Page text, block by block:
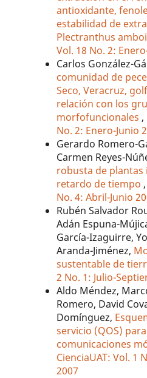
antioxidante,
estabilidad de
Plectranthus
Vol. 18 No. 2:
Carlos González-
comunidad de
Seco, Veracruz,
relación con los
morfofuncionales ,
No. 2: Enero-Junio
Gerardo Romero-
Carmen Reyes-
robusta de plantas
retardo de tiempo ,
No. 4: Abril-Junio
Rubén Salvador
Adán Espuna-
García-Izaguirre,
Aranda-Jiménez,
sustentable de
2 No. 1: Julio-
Aldo Méndez,
Romero, David
Domínguez,
servicio (QOS)
comunicaciones
CienciaUAT: Vol. 1
2007